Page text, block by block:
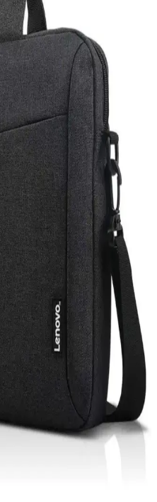
Bütçe ve
ve Öneriler
ve performans beklentilerine
markaların farklı
detaylıca inceleniyor.
ve Windows
Etkisi
güvenliği için kritik olup,
güncelleme
sunar.
Güncel
gelişmiş tasarım ve
artırıyor, ekosistem
kullanımda fark yaratıyor.
Performans ve
gücü ve gelişmiş
ile profesyonel kullanım ve
uygun fiyat ve çeşitli modellerle
ve Güvenlik
Rehber